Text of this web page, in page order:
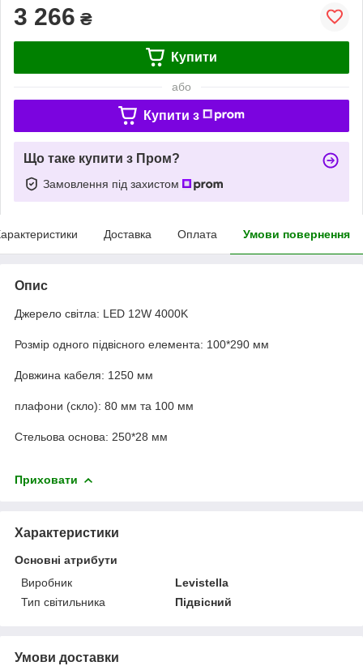
3 266 ₴
Купити
або
Купити з
Що таке купити з Пром?
Замовлення під захистом
Доставка Оплата Умови повернення
Опис
Джерело світла: LED 12W 4000K
Розмір одного підвісного елемента: 100*290 мм
Довжина кабеля: 1250 мм
плафони (скло): 80 мм та 100 мм
Стельова основа: 250*28 мм
Приховати
Характеристики
Основні атрибути
Виробник
Levistella
Тип світильника
Підвісний
Умови доставки